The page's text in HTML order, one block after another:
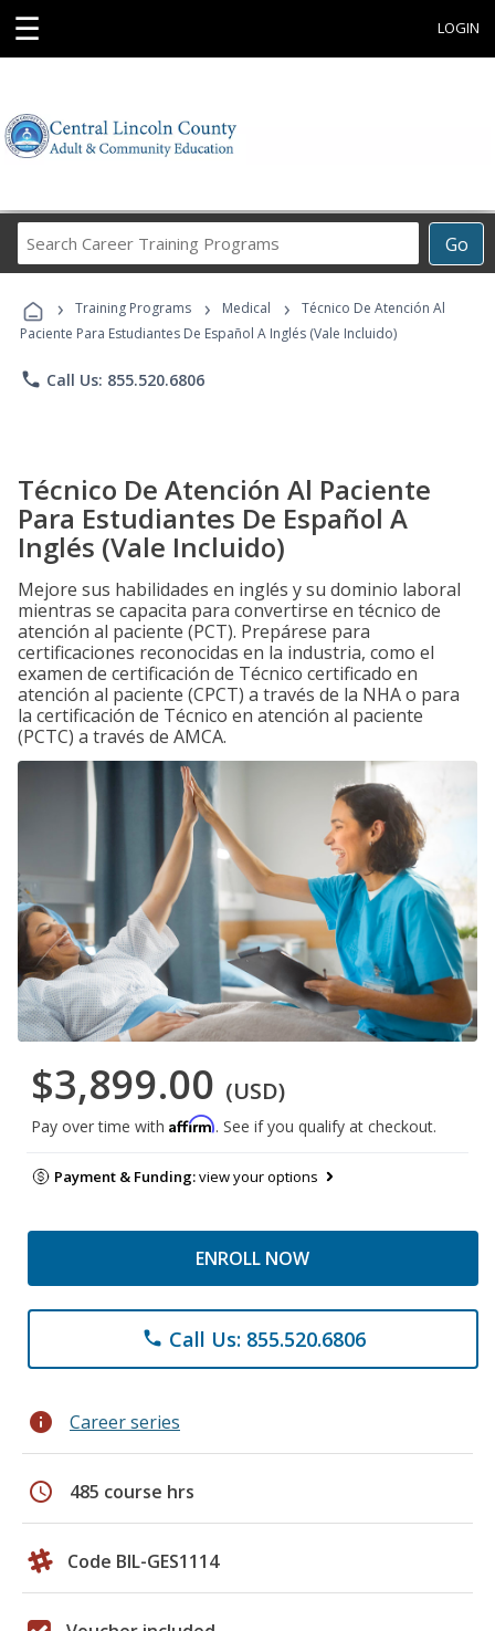
☰ LOGIN
Go
Career
Programs
› Training Programs › Medical ›
Técnico De Atención Al
Paciente Para Estudiantes De Español A Inglés (Vale Incluido)
phone Call Us: 855.520.6806
Técnico De Atención Al Paciente
Para Estudiantes De Español A
Inglés (Vale Incluido)
Mejore sus habilidades en inglés y su dominio laboral
mientras se capacita para convertirse en técnico de
atención al paciente (PCT). Prepárese para
certificaciones reconocidas en la industria, como el
examen de certificación de Técnico certificado en
atención al paciente (CPCT) a través de la NHA o para
la certificación de Técnico en atención al paciente
(PCTC) a través de AMCA.
$3,899.00 (USD)
Pay over time with Affirm. See if you qualify at checkout.
Payment & Funding:view your options
ENROLL NOW
phone Call Us: 855.520.6806
info Career series
schedule 485 course hrs
Code BIL-GES1114